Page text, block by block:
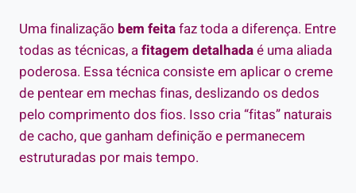
Uma finalização bem feitafaz toda a diferença. Entre
todas as técnicas, afitagem detalhadaé uma aliada
poderosa. Essa técnica consiste em aplicar o creme
de pentear em mechas finas, deslizando os dedos
pelo comprimento dos fios. Isso cria “fitas” naturais
de cacho, que ganham definição e permanecem
estruturadas por mais tempo.